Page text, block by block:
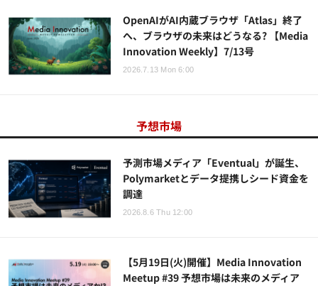
OpenAIがAI内蔵ブラウザ「Atlas」終了
へ、ブラウザの未来はどうなる? 【Media
Innovation Weekly】7/13号
2026.7.13 Mon 6:00
予想市場
予測市場メディア「Eventual」が誕生、
Polymarketとデータ提携しシード資金を
調達
2026.8.6 Thu 12:00
【5月19日(火)開催】Media Innovation
Meetup #39 予想市場は未来のメディア